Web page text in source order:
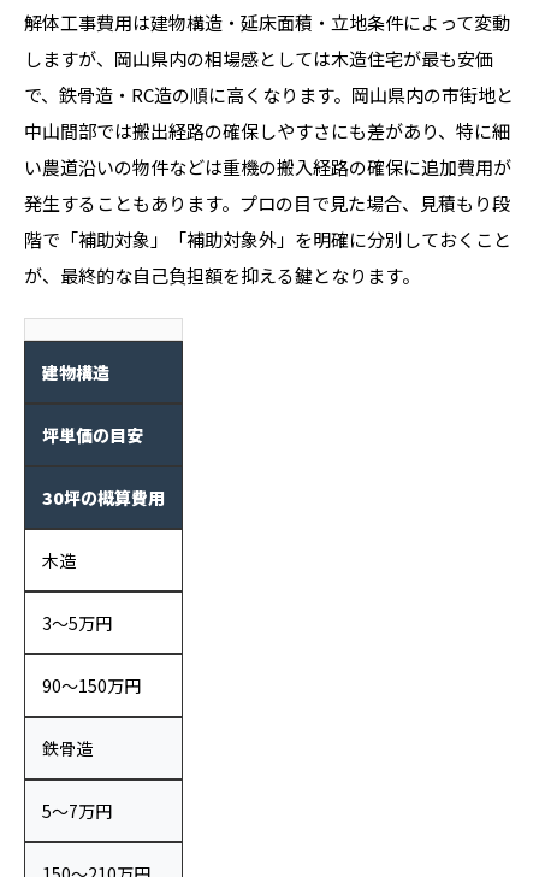
解体工事費用は建物構造・延床面積・立地条件によって変動
しますが、岡山県内の相場感としては木造住宅が最も安価
で、鉄骨造・RC造の順に高くなります。岡山県内の市街地と
中山間部では搬出経路の確保しやすさにも差があり、特に細
い農道沿いの物件などは重機の搬入経路の確保に追加費用が
発生することもあります。プロの目で見た場合、見積もり段
階で「補助対象」「補助対象外」を明確に分別しておくこと
が、最終的な自己負担額を抑える鍵となります。
建物構造
坪単価の目安
30坪の概算費用
木造
3〜5万円
90〜150万円
鉄骨造
5〜7万円